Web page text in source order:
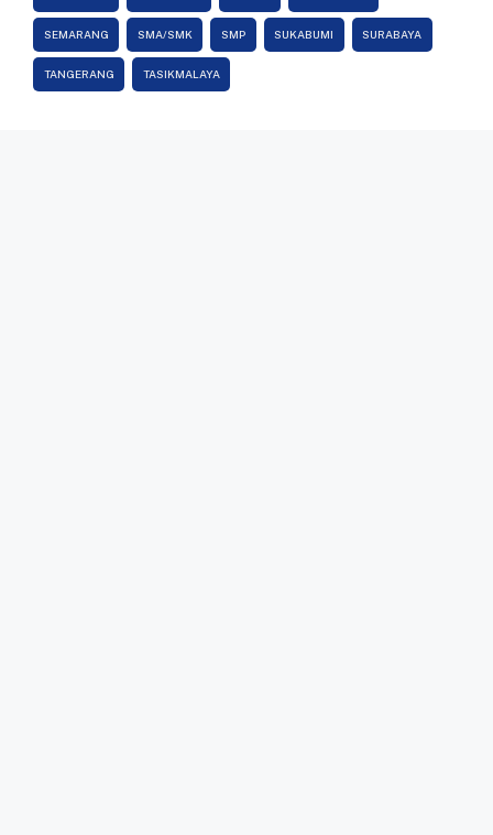
SEMARANG SMA/SMK SMP SUKABUMI SURABAYA
TANGERANG TASIKMALAYA